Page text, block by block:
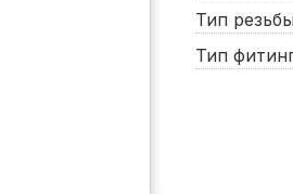
Тип
Тип